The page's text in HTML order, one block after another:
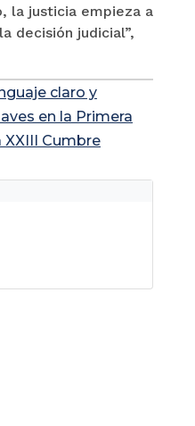
la justicia empieza a
decisión judicial”,
claro y
en la Primera
XXIII Cumbre